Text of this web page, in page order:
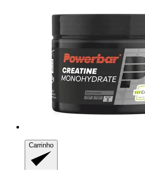
Carrinho